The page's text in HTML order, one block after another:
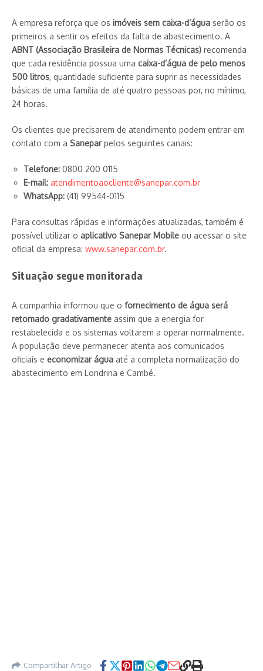
A empresa reforça que os imóveis sem caixa-d’água serão os
primeiros a sentir os efeitos da falta de abastecimento. A
ABNT (Associação Brasileira de Normas Técnicas) recomenda
que cada residência possua uma caixa-d’água de pelo menos
500 litros, quantidade suficiente para suprir as necessidades
básicas de uma família de até quatro pessoas por, no mínimo,
24 horas.
Os clientes que precisarem de atendimento podem entrar em
contato com a Saneparpelos seguintes canais:
Telefone: 0800 200 0115
E-mail: atendimentoaocliente@sanepar.com.br
WhatsApp: (41) 99544-0115
Para consultas rápidas e informações atualizadas, também é
possível utilizar o aplicativo Sanepar Mobile ou acessar o site
oficial da empresa: www.sanepar.com.br.
Situação segue monitorada
A companhia informou que o fornecimento de água será
retomado gradativamente assim que a energia for
restabelecida e os sistemas voltarem a operar normalmente.
A população deve permanecer atenta aos comunicados
oficiais e economizar água até a completa normalização do
abastecimento em Londrina e Cambé.
Compartilhar Artigo